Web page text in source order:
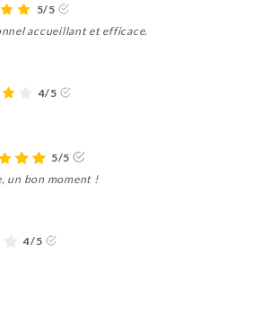
5/5
accueillant et efficace.
4/5
5/5
un bon moment !
4/5